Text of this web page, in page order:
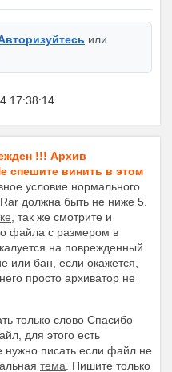
или
17:38:14
!!! Архив
спешите винить в этом
условие нормального
должна быть не ниже 5.
, так же смотрите и
файла с размером в
на поврежденный
или бан, если окажется,
просто архиватор не
только слово Спасибо
для этого есть
нужно писать если файл не
тема . Пишите только